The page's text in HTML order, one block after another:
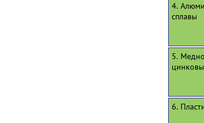
4.
сплавы
5.
6.